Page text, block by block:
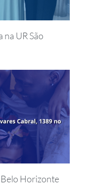
na UR São
Belo Horizonte